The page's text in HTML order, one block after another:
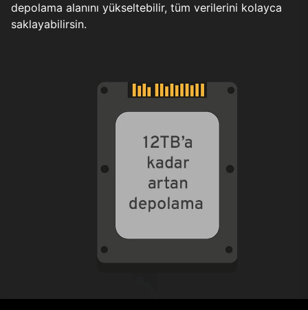
depolama alanını yükseltebilir, tüm verilerini kolayca
saklayabilirsin.